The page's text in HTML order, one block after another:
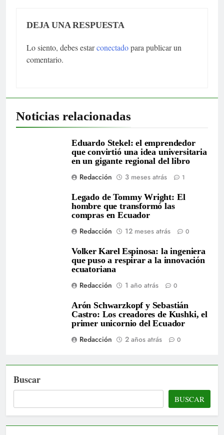
DEJA UNA RESPUESTA
Lo siento, debes estarconectadopara publicar un
comentario.
Noticias relacionadas
Eduardo Stekel: el emprendedor
que convirtió una idea universitaria
en un gigante regional del libro
Redacción
3 meses atrás 1
Legado de Tommy Wright: El
hombre que transformó las
compras en Ecuador
Redacción
12 meses atrás 0
Volker Karel Espinosa: la ingeniera
que puso a respirar a la innovación
ecuatoriana
Redacción
1 año atrás 0
Arón Schwarzkopf y Sebastián
Castro: Los creadores de Kushki, el
primer unicornio del Ecuador
Redacción
2 años atrás 0
Buscar
BUSCAR